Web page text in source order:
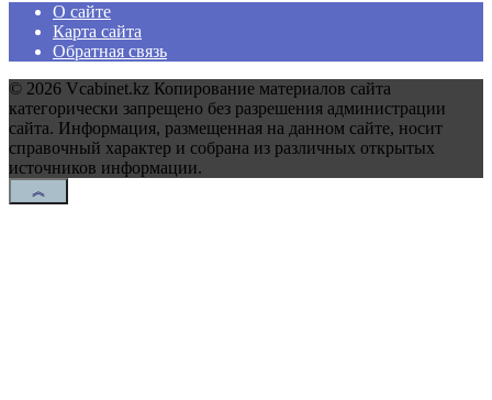
О сайте
Карта сайта
Обратная связь
© 2026 Vcabinet.kz Копирование материалов сайта
категорически запрещено без разрешения администрации
сайта. Информация, размещенная на данном сайте, носит
справочный характер и собрана из различных открытых
источников информации.